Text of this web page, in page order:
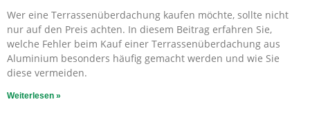
Wer eine Terrassenüberdachung kaufen möchte, sollte nicht
nur auf den Preis achten. In diesem Beitrag erfahren Sie,
welche Fehler beim Kauf einer Terrassenüberdachung aus
Aluminium besonders häufig gemacht werden und wie Sie
diese vermeiden.
Weiterlesen »